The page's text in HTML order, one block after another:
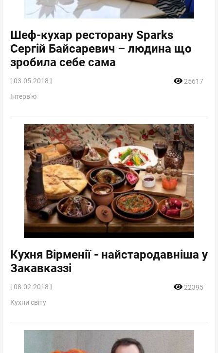
Шеф-кухар ресторану Sparks
Сергій Байсаревич – людина що
зробила себе сама
[ 03.05.2018 ]
25617
Інтерв'ю
Кухня Вірменії - найстародавніша у
Закавказзі
[ 08.02.2018 ]
22395
Кухни світу